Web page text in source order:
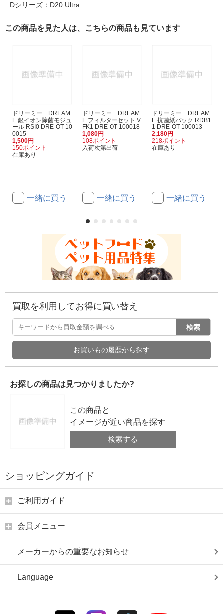
Dシリーズ：D20 Ultra
この商品を見た人は、こちらの商品も見ています
ドリーミー DREAM
E 銀イオン除菌モジュ
ール RSI0 DRE-OT-10
0015
1,500円
150ポイント
在庫あり
一緒に買う
ドリーミー DREAM
E フィルターセット V
FK1 DRE-OT-100018
1,080円
108ポイント
入荷次第出荷
一緒に買う
ドリーミー DREAM
E 抗菌紙パック RDB1
1 DRE-OT-100013
2,180円
218ポイント
在庫あり
一緒に買う
買取を利用してお得に買い替え
検索
お買いもの履歴から探す
お探しの商品は見つかりましたか?
この商品と
イメージが近い商品を探す
検索する
ショッピングガイド
ご利用ガイド
会員メニュー
メーカーからの重要なお知らせ
Language